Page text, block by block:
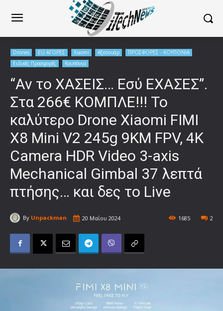
Drones EU ΑΓΟΡΕΣ Xiaomi Αξεσουάρ
ΠΡΟΣΦΟΡΕΣ - ΚΟΥΠΟΝΙΑ
Ειδικές Προσφορές
Κουπόνια
“Αν το ΧΑΣΕΙΣ… Εσύ ΕΧΑΣΕΣ”.
Στα 266€ ΚΟΜΠΛΕ!!! Το
καλύτερο Drone Xiaomi FIMI
X8 Mini V2 245g 9KM FPV, 4K
Camera HDR Video 3-axis
Mechanical Gimbal 37 λεπτά
πτήσης… και δες το Live
By Unpackman 20 Μαΐου 2024 2
1685